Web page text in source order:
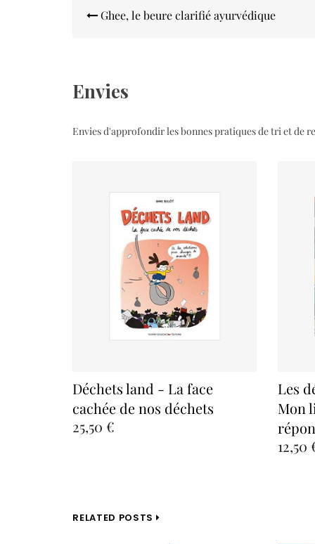
de
Ghee, le beure clarifié ayurvédique
Envies
Envies d'approfondir les bonnes pratiques de tri et de
Déchets land - La face
cachée de nos déchets
25,50 €
Les
Mon
12,50
RELATED POSTS